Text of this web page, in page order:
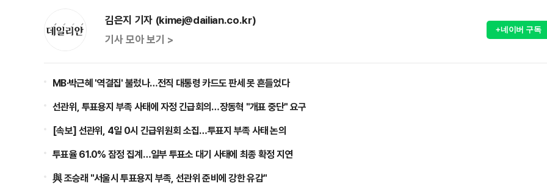
김은지 기자 (kimej@dailian.co.kr)
기사 모아 보기 >
+네이버 구독
MB·박근혜 '역결집' 불렀나…전직 대통령 카드도 판세 못 흔들었다
선관위, 투표용지 부족 사태에 자정 긴급회의…장동혁 "개표 중단" 요구
[속보] 선관위, 4일 0시 긴급위원회 소집…투표지 부족 사태 논의
투표율 61.0% 잠정 집계…일부 투표소 대기 사태에 최종 확정 지연
與 조승래 "서울시 투표용지 부족, 선관위 준비에 강한 유감"